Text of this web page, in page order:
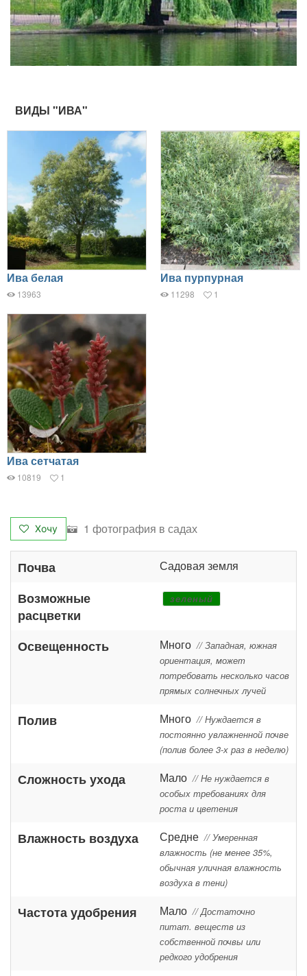
ВИДЫ "ИВА"
Ива белая
13963
Ива пурпурная
11298 1
Ива сетчатая
10819 1
Хочу 1 фотография в садах
Почва Садовая земля
Возможные
расцветки
зеленый
Освещенность Много // Западная, южная
ориентация, может
потребовать несколько часов
прямых солнечных лучей
Полив Много // Нуждается в
постоянно увлажненной почве
(полив более 3-х раз в неделю)
Сложность ухода Мало // Не нуждается в
особых требованиях для
роста и цветения
Влажность воздуха Средне // Умеренная
влажность (не менее 35%,
обычная уличная влажность
воздуха в тени)
Частота удобрения Мало // Достаточно
питат. веществ из
собственной почвы или
редкого удобрения